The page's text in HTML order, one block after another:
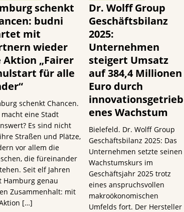
schenkt
budni
mit
wieder
Aktion „Fairer
für alle
schenkt Chancen.
macht eine Stadt
Es sind nicht
Straßen und Plätze,
vor allem die
die füreinander
Seit elf Jahren
Hamburg genau
Zusammenhalt: mit
[…]
Dr. Wolff Group
Geschäftsbilanz
2025:
Unternehmen
steigert Umsatz
auf 384,4 Millionen
Euro durch
innovationsgetrieb
enes Wachstum
Bielefeld. Dr. Wolff Group
Geschäftsbilanz 2025: Das
Unternehmen setzte seinen
Wachstumskurs im
Geschäftsjahr 2025 trotz
eines anspruchsvollen
makroökonomischen
Umfelds fort. Der Hersteller